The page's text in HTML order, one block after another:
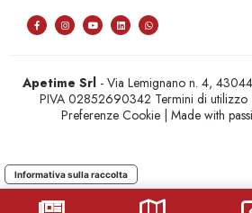
Apetime Srl - Via Lemignano n. 4,
PIVA 02852690342 Termini di utilizzo
Preferenze Cookie | Made with
Informativa sulla raccolta